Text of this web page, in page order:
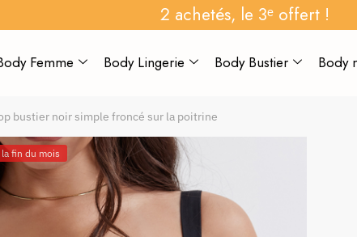
2 achetés, le 3ᵉ offert !
Femme Body Lingerie Body Bustier Body
bustier noir simple froncé sur la poitrine
fin du mois